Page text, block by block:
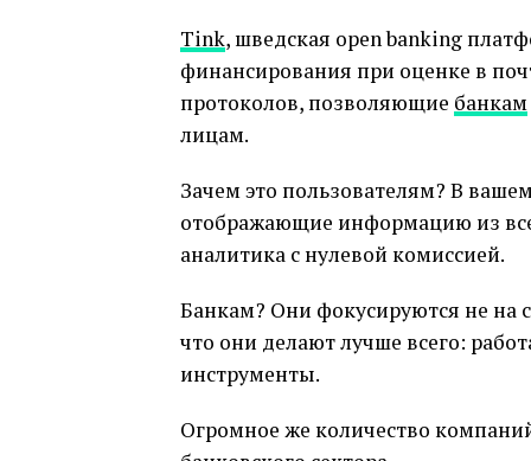
Tink, шведская open banking
финансирования при оценке в
протоколов, позволяющие банкам
лицам.
Зачем это пользователям? В
отображающие информацию из
аналитика с нулевой комиссией.
Банкам? Они фокусируются не на
что они делают лучше всего:
инструменты.
Огромное же количество